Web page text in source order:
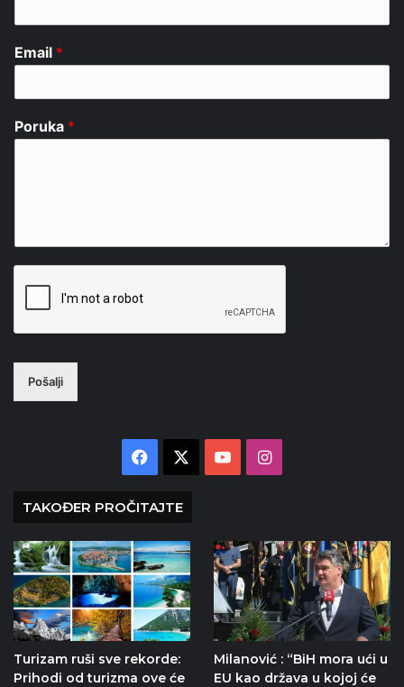
Email *
Poruka *
Pošalji
Facebook YouTubeInstagram
TAKOĐER PROČITAJTE
Turizam ruši sve rekorde:
Prihodi od turizma ove će
Milanović : “BiH mora ući u
EU kao država u kojoj će